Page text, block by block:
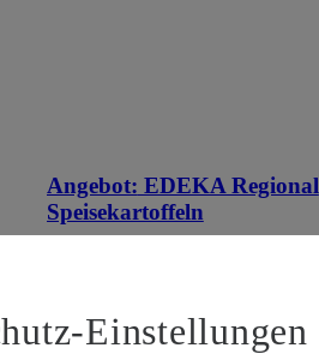
Angebot: EDEKA Regional
Speisekartoffeln
versch. Kocheigenschaften, aus
Einstellungen